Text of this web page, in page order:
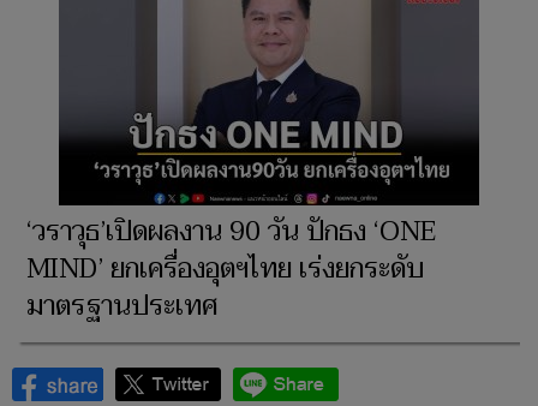
‘วราวุธ’เปิดผลงาน 90 วัน ปักธง ‘ONE
MIND’ ยกเครื่องอุตฯไทย เร่งยกระดับ
มาตรฐานประเทศ